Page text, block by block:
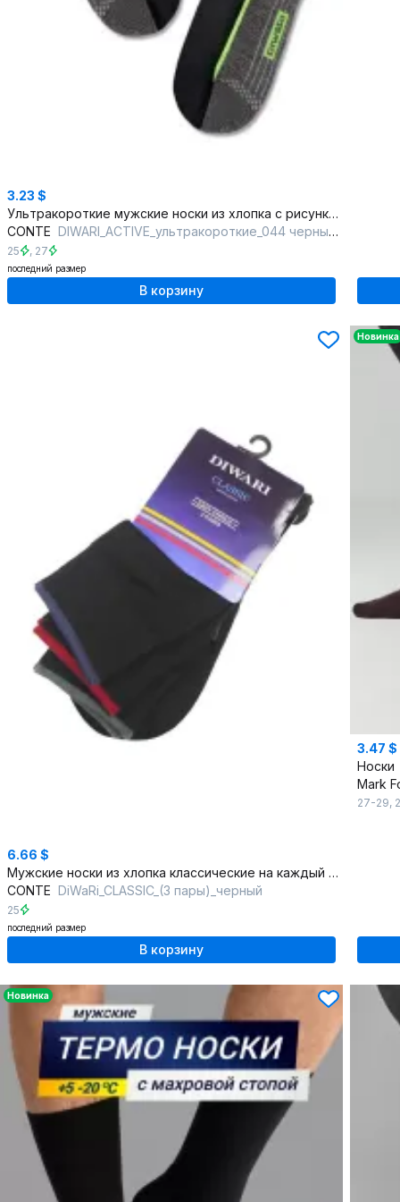
3.23 $
Ультракороткие мужские носки из хлопка с рисунками
CONTE DIWARI_ACTIVE_ультракороткие_044 черный-серый
25 , 27
последний размер
В корзину
6.66 $
Мужские носки из хлопка классические на каждый день 3 пары
CONTE DiWaRi_CLASSIC_(3 пары)_черный
25
последний размер
В корзину
Новинка
3.47 $
Носки
Mark
27-29,
Новинка